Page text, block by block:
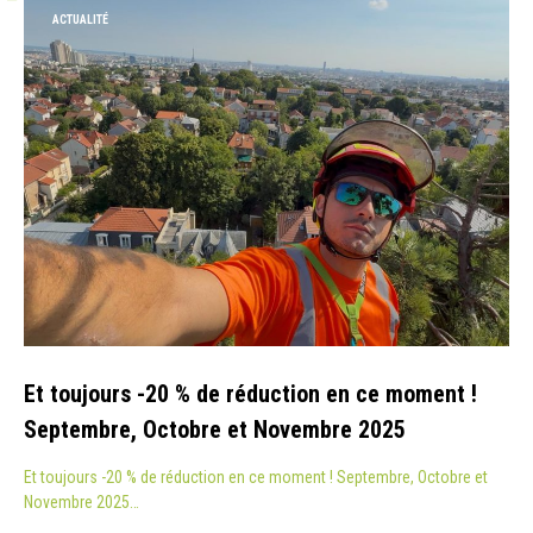
ACTUALITÉ
Et toujours -20 % de réduction en ce moment !
Septembre, Octobre et Novembre 2025
Et toujours -20 % de réduction en ce moment ! Septembre, Octobre et
Novembre 2025…